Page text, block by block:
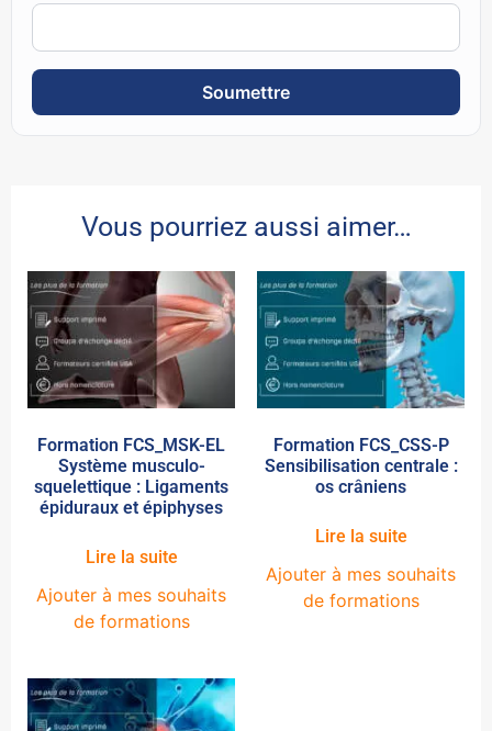
Vous pourriez aussi aimer…
Formation FCS_MSK-EL
Système musculo-
squelettique : Ligaments
épiduraux et épiphyses
Lire la suite
Ajouter à mes souhaits
de formations
Formation FCS_CSS-P
Sensibilisation centrale :
os crâniens
Lire la suite
Ajouter à mes souhaits
de formations